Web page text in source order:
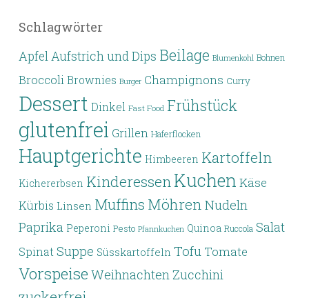
Schlagwörter
ApfelAufstrich und Dips Beilage Blumenkohl Bohnen
Broccoli Brownies Burger Champignons Curry
Dessert Dinkel Fast Food Frühstück
glutenfrei Grillen Haferflocken
Hauptgerichte Himbeeren Kartoffeln
Kichererbsen KinderessenKuchen Käse
Kürbis Linsen Muffins Möhren Nudeln
Paprika Peperoni Pesto Pfannkuchen Quinoa Ruccola Salat
Spinat Suppe Süsskartoffeln Tofu Tomate
Vorspeise WeihnachtenZucchini